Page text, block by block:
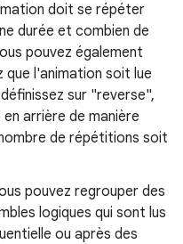
doit se répéter
durée et combien de
pouvez également
l'animation soit lue
sur "reverse",
arrière de manière
de répétitions soit
pouvez regrouper des
logiques qui sont lus
ou après des